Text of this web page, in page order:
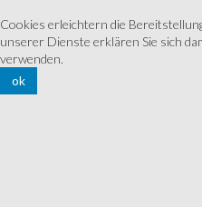
Cookies erleichtern die
unserer Dienste erklären Sie sich
verwenden.
ok